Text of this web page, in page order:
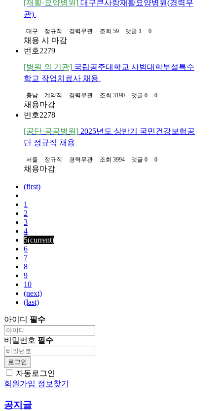
[재활·요양병원] 대구큰사랑재활요양병원(경력무
관)
대구 정규직 경력무관 조회 59 댓글 1 0
채용 시 마감
번호2279
[병원 외 기관] 국립공주대학교 사범대학부설특수
학교 작업치료사 채용
충남 계약직 경력무관 조회 3190 댓글 0 0
채용마감
번호2278
[공단·공공병원] 2025년도 상반기 국민건강보험공
단 정규직 채용
서울 정규직 경력무관 조회 3994 댓글 0 0
채용마감
(first)
1
2
3
4
5(current)
6
7
8
9
10
(next)
(last)
아이디 필수
비밀번호 필수
로그인
자동로그인
회원가입 정보찾기
공지글